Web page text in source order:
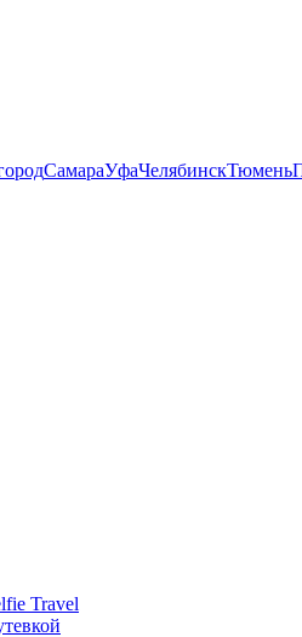
СамараУфаЧелябинскТюмень
Travel